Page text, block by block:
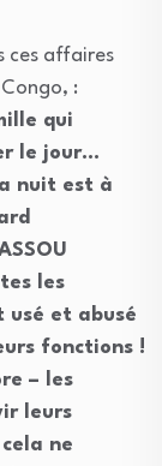
ces affaires
:
qui
le jour…
nuit est à
les
usé et abusé
fonctions !
– les
leurs
ne